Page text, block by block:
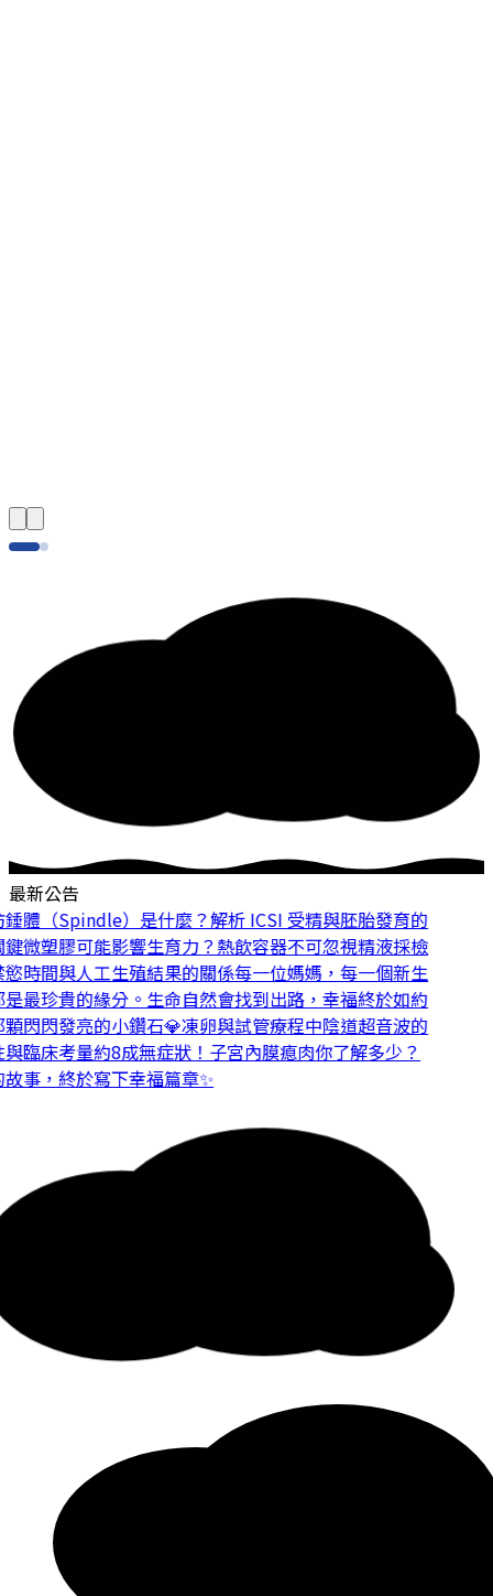
最新公告
體（Spindle）是什麼？解析 ICSI 受精與胚胎發育的
微塑膠可能影響生育力？熱飲容器不可忽視精液採檢
時間與人工生殖結果的關係每一位媽媽，每一個新生
最珍貴的緣分。 生命自然會找到出路，幸福終於如約
閃閃發亮的小鑽石💎凍卵與試管療程中陰道超音波的
臨床考量約8成無症狀！子宮內膜瘜肉你了解多少？
事，終於寫下幸福篇章✨